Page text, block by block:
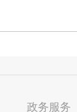
政务服务